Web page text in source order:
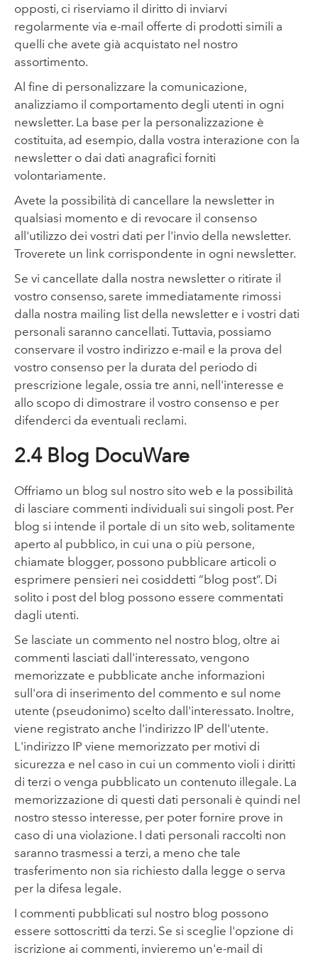
opposti, ci riserviamo il diritto di inviarvi
regolarmente via e-mail offerte di prodotti simili a
quelli che avete già acquistato nel nostro
assortimento.
Al fine di personalizzare la comunicazione,
analizziamo il comportamento degli utenti in ogni
newsletter. La base per la personalizzazione è
costituita, ad esempio, dalla vostra interazione con la
newsletter o dai dati anagrafici forniti
volontariamente.
Avete la possibilità di cancellare la newsletter in
qualsiasi momento e di revocare il consenso
all'utilizzo dei vostri dati per l'invio della newsletter.
Troverete un link corrispondente in ogni newsletter.
Se vi cancellate dalla nostra newsletter o ritirate il
vostro consenso, sarete immediatamente rimossi
dalla nostra mailing list della newsletter e i vostri dati
personali saranno cancellati. Tuttavia, possiamo
conservare il vostro indirizzo e-mail e la prova del
vostro consenso per la durata del periodo di
prescrizione legale, ossia tre anni, nell'interesse e
allo scopo di dimostrare il vostro consenso e per
difenderci da eventuali reclami.
2.4 Blog DocuWare
Offriamo un blog sul nostro sito web e la possibilità
di lasciare commenti individuali sui singoli post. Per
blog si intende il portale di un sito web, solitamente
aperto al pubblico, in cui una o più persone,
chiamate blogger, possono pubblicare articoli o
esprimere pensieri nei cosiddetti “blog post”. Di
solito i post del blog possono essere commentati
dagli utenti.
Se lasciate un commento nel nostro blog, oltre ai
commenti lasciati dall'interessato, vengono
memorizzate e pubblicate anche informazioni
sull'ora di inserimento del commento e sul nome
utente (pseudonimo) scelto dall'interessato. Inoltre,
viene registrato anche l'indirizzo IP dell'utente.
L'indirizzo IP viene memorizzato per motivi di
sicurezza e nel caso in cui un commento violi i diritti
di terzi o venga pubblicato un contenuto illegale. La
memorizzazione di questi dati personali è quindi nel
nostro stesso interesse, per poter fornire prove in
caso di una violazione. I dati personali raccolti non
saranno trasmessi a terzi, a meno che tale
trasferimento non sia richiesto dalla legge o serva
per la difesa legale.
I commenti pubblicati sul nostro blog possono
essere sottoscritti da terzi. Se si sceglie l'opzione di
iscrizione ai commenti, invieremo un'e-mail di